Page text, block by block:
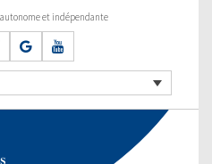
et indépendante